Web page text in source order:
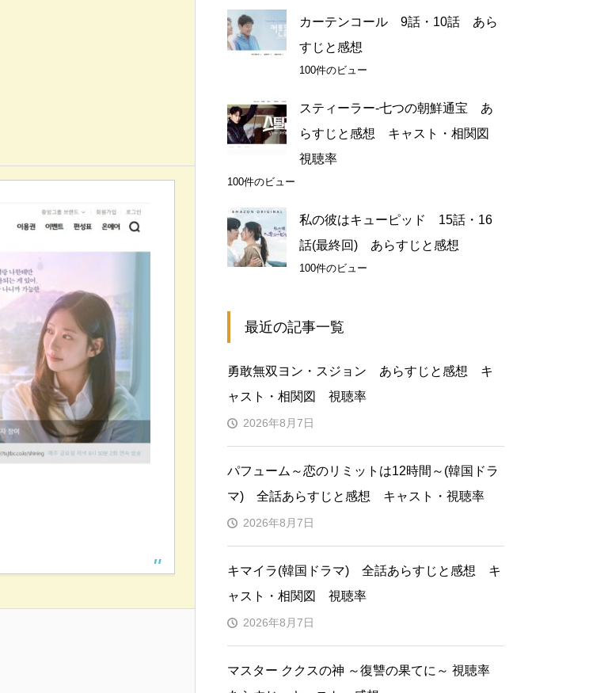
カーテンコール 9話・10話 あら
すじと感想
100件のビュー
スティーラー-七つの朝鮮通宝 あ
らすじと感想 キャスト・相関図
視聴率
100件のビュー
私の彼はキューピッド 15話・16
話(最終回) あらすじと感想
100件のビュー
最近の記事一覧
勇敢無双ヨン・スジョン あらすじと感想 キ
ャスト・相関図 視聴率
2026年8月7日
パフューム～恋のリミットは12時間～(韓国ドラ
マ) 全話あらすじと感想 キャスト・視聴率
2026年8月7日
キマイラ(韓国ドラマ) 全話あらすじと感想 キ
ャスト・相関図 視聴率
2026年8月7日
マスター ククスの神 ～復讐の果てに～ 視聴率